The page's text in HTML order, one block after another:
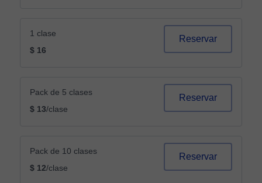
1 clase
$ 16
Reservar
Pack de 5 clases
$ 13/clase
Reservar
Pack de 10 clases
$ 12/clase
Reservar